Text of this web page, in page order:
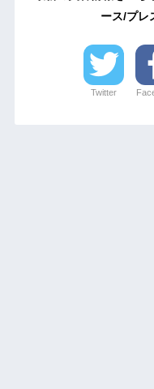
ース/プレ
Twitter